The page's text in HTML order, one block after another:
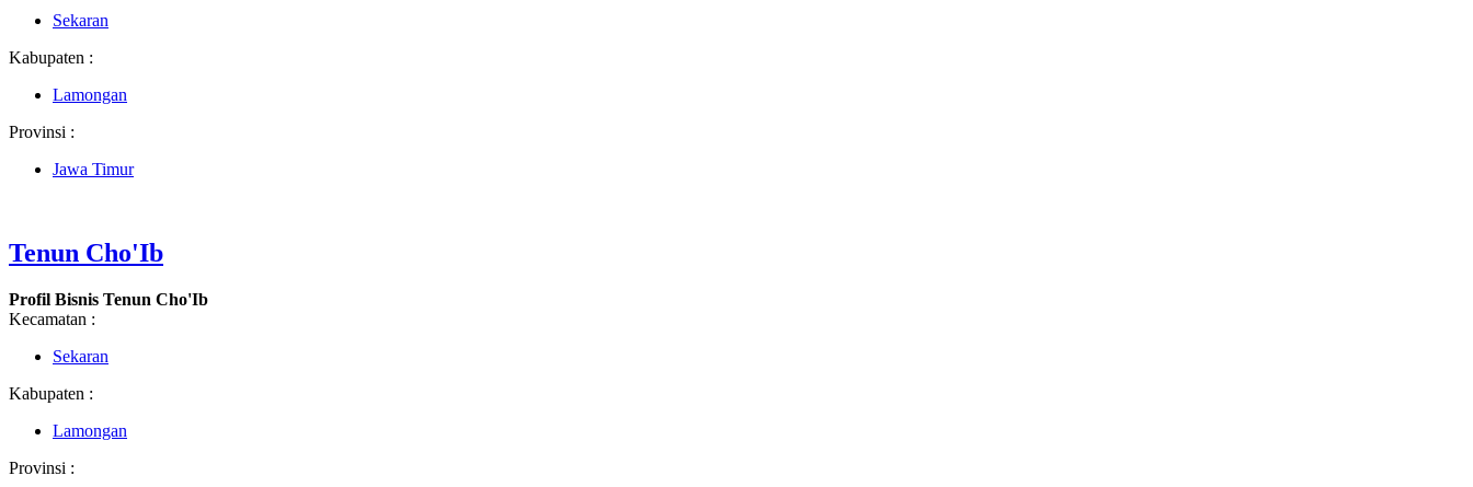
Sekaran
Kabupaten :
Lamongan
Provinsi :
Jawa Timur
Tenun Cho'Ib
Profil Bisnis Tenun Cho'Ib
Kecamatan :
Sekaran
Kabupaten :
Lamongan
Provinsi :